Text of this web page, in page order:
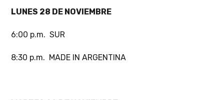
LUNES 28 DE NOVIEMBRE
6:00 p.m. SUR
8:30 p.m. MADE IN ARGENTINA